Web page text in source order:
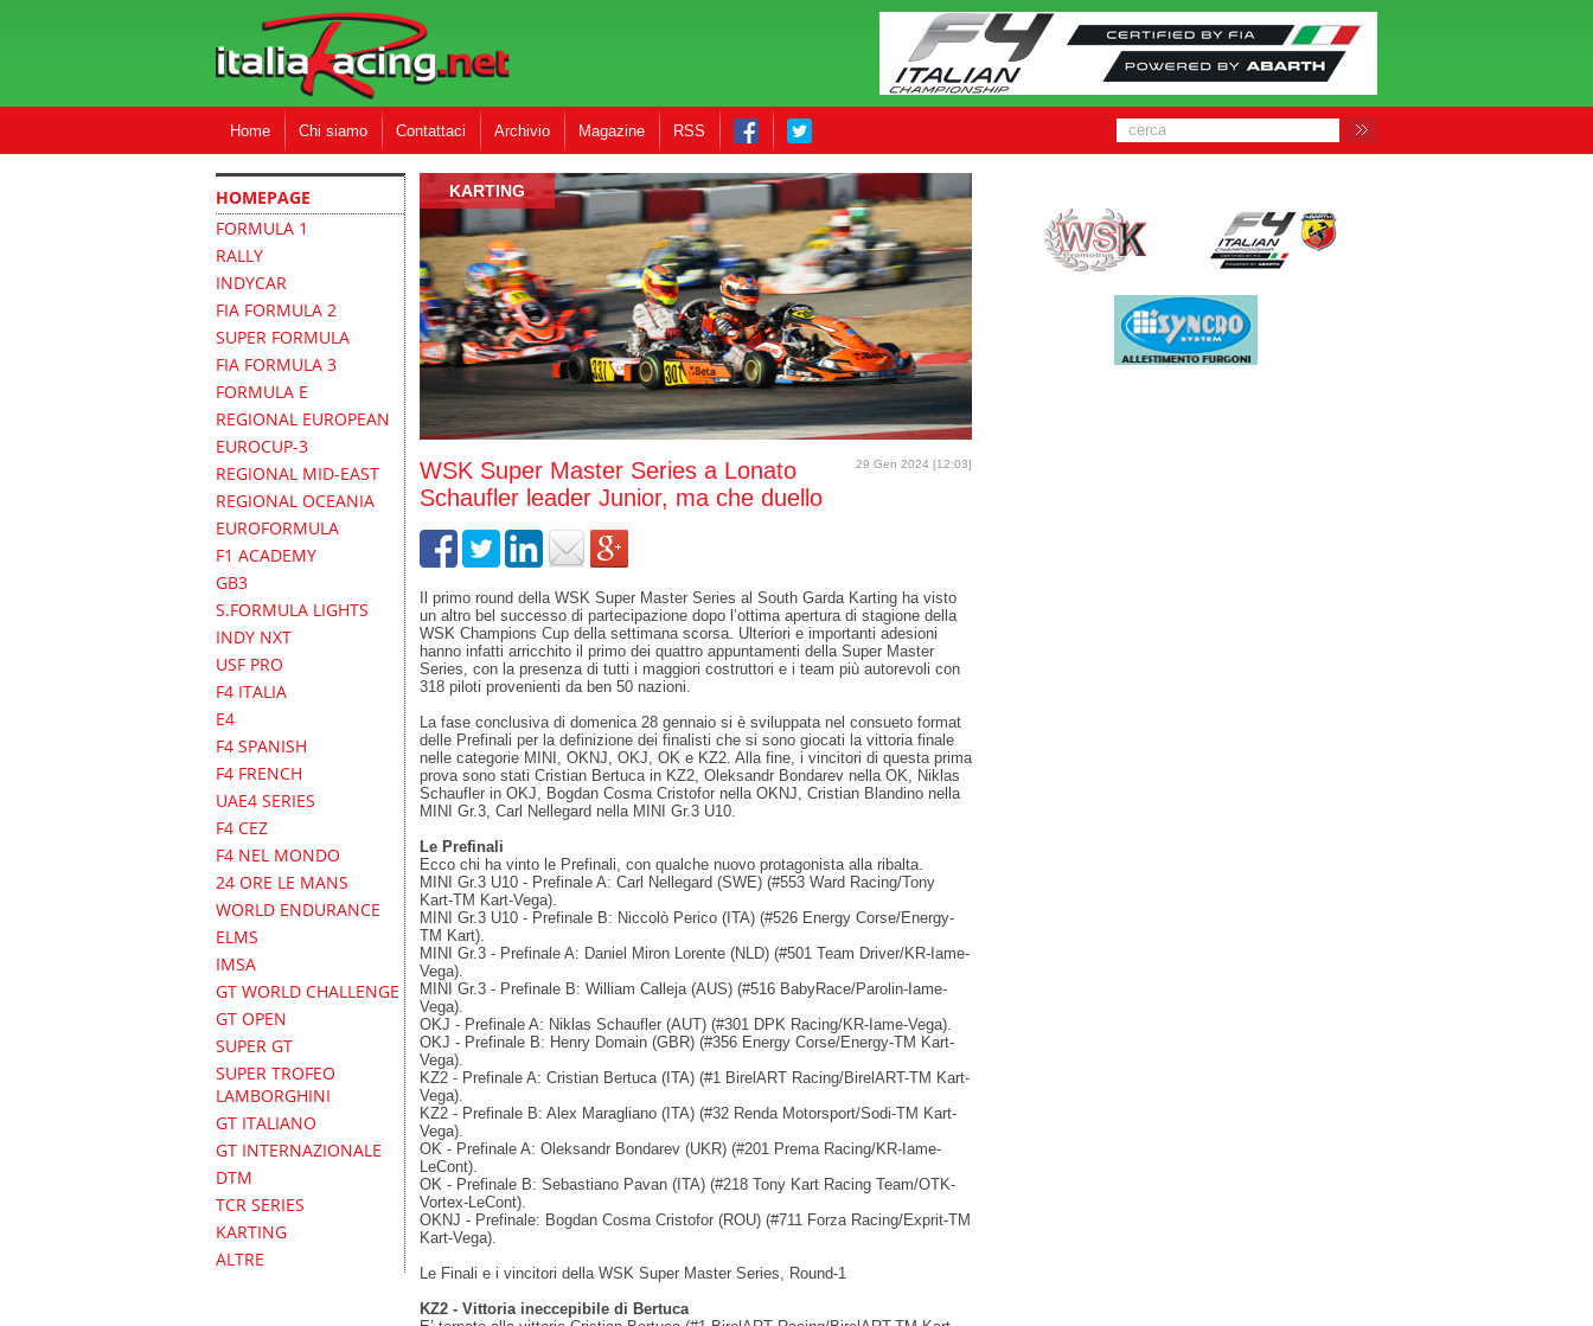
Home Chi siamo Contattaci Archivio Magazine RSS
HOMEPAGE
FORMULA 1
RALLY
INDYCAR
FIA FORMULA 2
SUPER FORMULA
FIA FORMULA 3
FORMULA E
REGIONAL EUROPEAN
EUROCUP-3
REGIONAL MID-EAST
REGIONAL OCEANIA
EUROFORMULA
F1 ACADEMY
GB3
S.FORMULA LIGHTS
INDY NXT
USF PRO
F4 ITALIA
E4
F4 SPANISH
F4 FRENCH
UAE4 SERIES
F4 CEZ
F4 NEL MONDO
24 ORE LE MANS
WORLD ENDURANCE
ELMS
IMSA
GT WORLD CHALLENGE
GT OPEN
SUPER GT
SUPER TROFEO
LAMBORGHINI
GT ITALIANO
GT INTERNAZIONALE
DTM
TCR SERIES
KARTING
ALTRE
KARTING
29 Gen 2024 [12:03]
WSK Super Master Series a Lonato
Schaufler leader Junior, ma che duello
Il primo round della WSK Super Master Series al South Garda Karting ha visto
un altro bel successo di partecipazione dopo l’ottima apertura di stagione della
WSK Champions Cup della settimana scorsa. Ulteriori e importanti adesioni
hanno infatti arricchito il primo dei quattro appuntamenti della Super Master
Series, con la presenza di tutti i maggiori costruttori e i team più autorevoli con
318 piloti provenienti da ben 50 nazioni.
La fase conclusiva di domenica 28 gennaio si è sviluppata nel consueto format
delle Prefinali per la definizione dei finalisti che si sono giocati la vittoria finale
nelle categorie MINI, OKNJ, OKJ, OK e KZ2. Alla fine, i vincitori di questa prima
prova sono stati Cristian Bertuca in KZ2, Oleksandr Bondarev nella OK, Niklas
Schaufler in OKJ, Bogdan Cosma Cristofor nella OKNJ, Cristian Blandino nella
MINI Gr.3, Carl Nellegard nella MINI Gr.3 U10.
Le Prefinali
Ecco chi ha vinto le Prefinali, con qualche nuovo protagonista alla ribalta.
MINI Gr.3 U10 - Prefinale A: Carl Nellegard (SWE) (#553 Ward Racing/Tony
Kart-TM Kart-Vega).
MINI Gr.3 U10 - Prefinale B: Niccolò Perico (ITA) (#526 Energy Corse/Energy-
TM Kart).
MINI Gr.3 - Prefinale A: Daniel Miron Lorente (NLD) (#501 Team Driver/KR-Iame-
Vega).
MINI Gr.3 - Prefinale B: William Calleja (AUS) (#516 BabyRace/Parolin-Iame-
Vega).
OKJ - Prefinale A: Niklas Schaufler (AUT) (#301 DPK Racing/KR-Iame-Vega).
OKJ - Prefinale B: Henry Domain (GBR) (#356 Energy Corse/Energy-TM Kart-
Vega).
KZ2 - Prefinale A: Cristian Bertuca (ITA) (#1 BirelART Racing/BirelART-TM Kart-
Vega).
KZ2 - Prefinale B: Alex Maragliano (ITA) (#32 Renda Motorsport/Sodi-TM Kart-
Vega).
OK - Prefinale A: Oleksandr Bondarev (UKR) (#201 Prema Racing/KR-Iame-
LeCont).
OK - Prefinale B: Sebastiano Pavan (ITA) (#218 Tony Kart Racing Team/OTK-
Vortex-LeCont).
OKNJ - Prefinale: Bogdan Cosma Cristofor (ROU) (#711 Forza Racing/Exprit-TM
Kart-Vega).
Le Finali e i vincitori della WSK Super Master Series, Round-1
KZ2 - Vittoria ineccepibile di Bertuca